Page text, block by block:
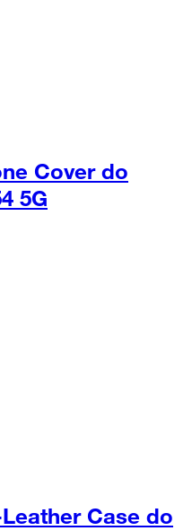
Cover do
5G
Case do